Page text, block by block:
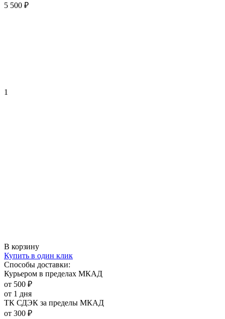
5 500 ₽
1
В корзину
Купить в один клик
Способы доставки:
Курьером в пределах МКАД
от 500 ₽
от 1 дня
ТК СДЭК за пределы МКАД
от 300 ₽